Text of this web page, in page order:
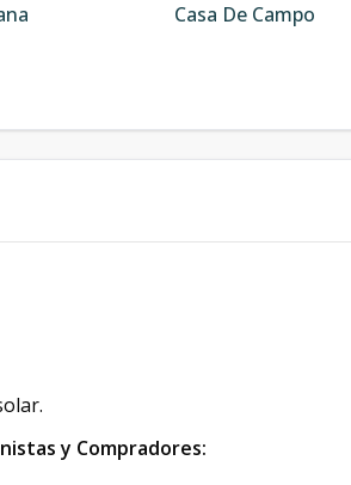
Casa De Campo
y Compradores: